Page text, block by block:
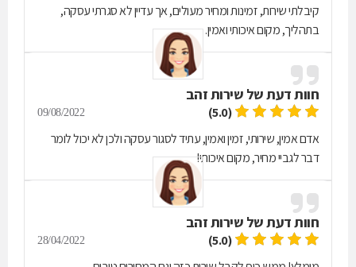
קיבלתי שירות, זמינות ומחיר מעולים, אך עדיין לא סגרתי עסקה,
בתהליך, מקום איכותי ואמין.
חוות דעת של שירות זהב
(5.0)
09/08/2022
אדם אמין, שירותי, זמין ואמין, עתיד לסגור עסקה ולכן לא יכול לומר
דבר לגביי מחיר, מקום איכותי!
חוות דעת של שירות זהב
(5.0)
28/04/2022